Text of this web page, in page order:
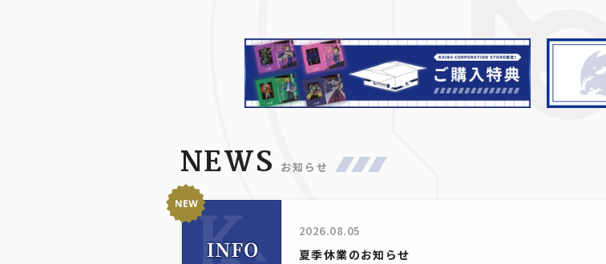
NEWS お知らせ
2026.08.05
夏季休業のお知らせ